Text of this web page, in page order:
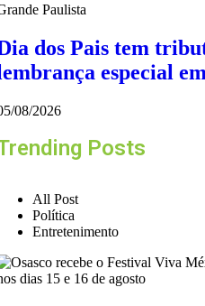
dos Pais tem
especial
08/2026
Posts
All Post
Política
Entretenimento